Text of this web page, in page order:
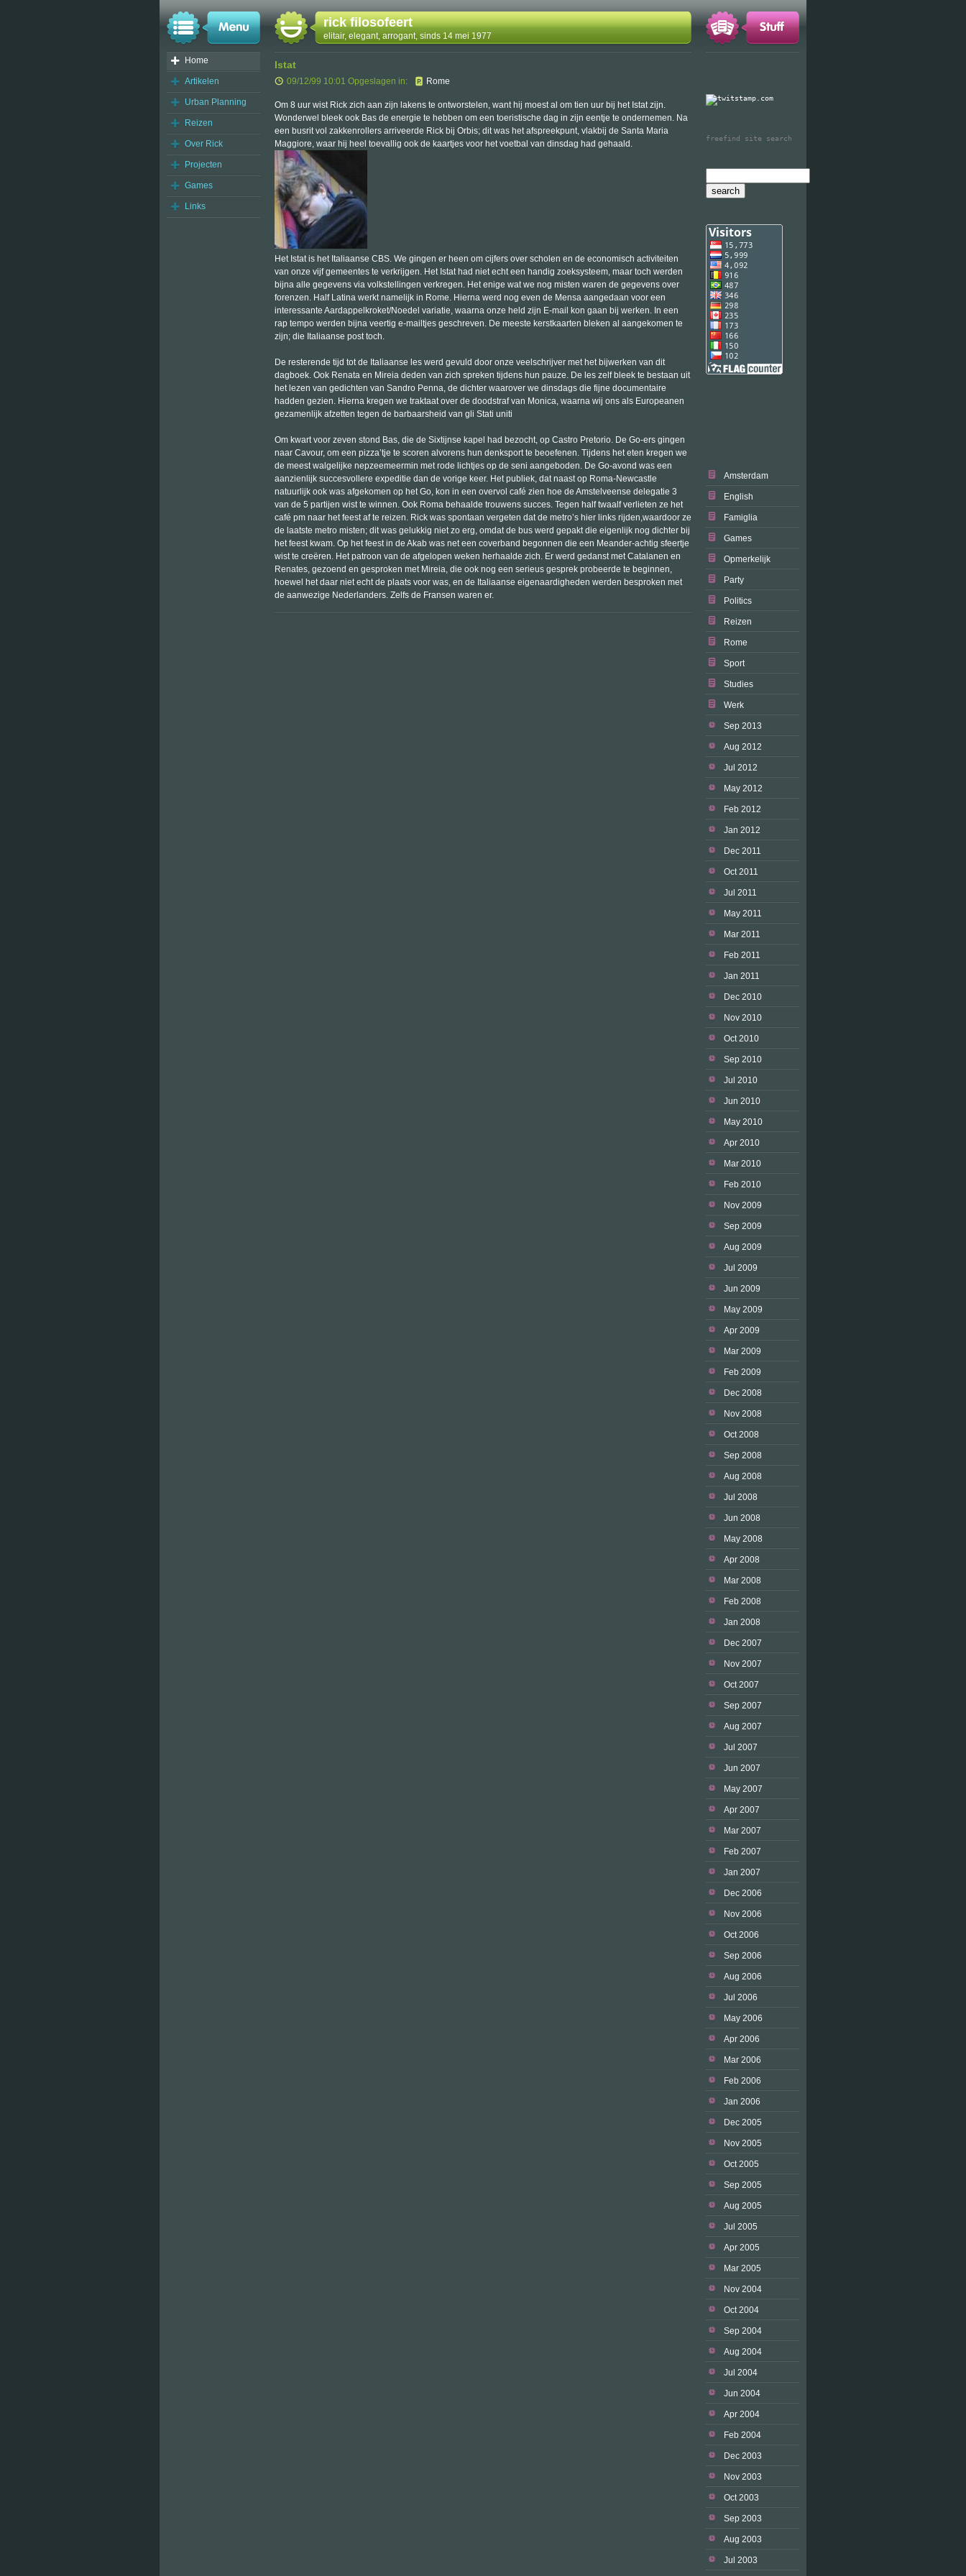
rick filosofeert
elitair, elegant, arrogant, sinds 14 mei 1977
Home
Artikelen
Urban Planning
Reizen
Over Rick
Projecten
Games
Links
freefind site search
Amsterdam
English
Famiglia
Games
Opmerkelijk
Party
Politics
Reizen
Rome
Sport
Studies
Werk
Sep 2013
Aug 2012
Jul 2012
May 2012
Feb 2012
Jan 2012
Dec 2011
Oct 2011
Jul 2011
May 2011
Mar 2011
Feb 2011
Jan 2011
Dec 2010
Nov 2010
Oct 2010
Sep 2010
Jul 2010
Jun 2010
May 2010
Apr 2010
Mar 2010
Feb 2010
Nov 2009
Sep 2009
Aug 2009
Jul 2009
Jun 2009
May 2009
Apr 2009
Mar 2009
Feb 2009
Dec 2008
Nov 2008
Oct 2008
Sep 2008
Aug 2008
Jul 2008
Jun 2008
May 2008
Apr 2008
Mar 2008
Feb 2008
Jan 2008
Dec 2007
Nov 2007
Oct 2007
Sep 2007
Aug 2007
Jul 2007
Jun 2007
May 2007
Apr 2007
Mar 2007
Feb 2007
Jan 2007
Dec 2006
Nov 2006
Oct 2006
Sep 2006
Aug 2006
Jul 2006
May 2006
Apr 2006
Mar 2006
Feb 2006
Jan 2006
Dec 2005
Nov 2005
Oct 2005
Sep 2005
Aug 2005
Jul 2005
Apr 2005
Mar 2005
Nov 2004
Oct 2004
Sep 2004
Aug 2004
Jul 2004
Jun 2004
Apr 2004
Feb 2004
Dec 2003
Nov 2003
Oct 2003
Sep 2003
Aug 2003
Jul 2003
Istat
09/12/99 10:01 Opgeslagen in: Rome
Om 8 uur wist Rick zich aan zijn lakens te ontworstelen, want hij moest al om tien uur bij het Istat zijn.
Wonderwel bleek ook Bas de energie te hebben om een toeristische dag in zijn eentje te ondernemen. Na
een busrit vol zakkenrollers arriveerde Rick bij Orbis; dit was het afspreekpunt, vlakbij de Santa Maria
Maggiore, waar hij heel toevallig ook de kaartjes voor het voetbal van dinsdag had gehaald.
Het Istat is het Italiaanse CBS. We gingen er heen om cijfers over scholen en de economisch activiteiten
van onze vijf gemeentes te verkrijgen. Het Istat had niet echt een handig zoeksysteem, maar toch werden
bijna alle gegevens via volkstellingen verkregen. Het enige wat we nog misten waren de gegevens over
forenzen. Half Latina werkt namelijk in Rome. Hierna werd nog even de Mensa aangedaan voor een
interessante Aardappelkroket/Noedel variatie, waarna onze held zijn E-mail kon gaan bij werken. In een
rap tempo werden bijna veertig e-mailtjes geschreven. De meeste kerstkaarten bleken al aangekomen te
zijn; die Italiaanse post toch.
De resterende tijd tot de Italiaanse les werd gevuld door onze veelschrijver met het bijwerken van dit
dagboek. Ook Renata en Mireia deden van zich spreken tijdens hun pauze. De les zelf bleek te bestaan uit
het lezen van gedichten van Sandro Penna, de dichter waarover we dinsdags die fijne documentaire
hadden gezien. Hierna kregen we traktaat over de doodstraf van Monica, waarna wij ons als Europeanen
gezamenlijk afzetten tegen de barbaarsheid van gli Stati uniti
Om kwart voor zeven stond Bas, die de Sixtijnse kapel had bezocht, op Castro Pretorio. De Go-ers gingen
naar Cavour, om een pizza’tje te scoren alvorens hun denksport te beoefenen. Tijdens het eten kregen we
de meest walgelijke nepzeemeermin met rode lichtjes op de seni aangeboden. De Go-avond was een
aanzienlijk succesvollere expeditie dan de vorige keer. Het publiek, dat naast op Roma-Newcastle
natuurlijk ook was afgekomen op het Go, kon in een overvol café zien hoe de Amstelveense delegatie 3
van de 5 partijen wist te winnen. Ook Roma behaalde trouwens succes. Tegen half twaalf verlieten ze het
café pm naar het feest af te reizen. Rick was spontaan vergeten dat de metro’s hier links rijden,waardoor ze
de laatste metro misten; dit was gelukkig niet zo erg, omdat de bus werd gepakt die eigenlijk nog dichter bij
het feest kwam. Op het feest in de Akab was net een coverband begonnen die een Meander-achtig sfeertje
wist te creëren. Het patroon van de afgelopen weken herhaalde zich. Er werd gedanst met Catalanen en
Renates, gezoend en gesproken met Mireia, die ook nog een serieus gesprek probeerde te beginnen,
hoewel het daar niet echt de plaats voor was, en de Italiaanse eigenaardigheden werden besproken met
de aanwezige Nederlanders. Zelfs de Fransen waren er.